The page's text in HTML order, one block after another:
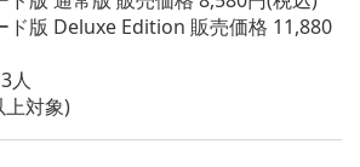
Deluxe Edition 販売価格 11,880
人
上対象)